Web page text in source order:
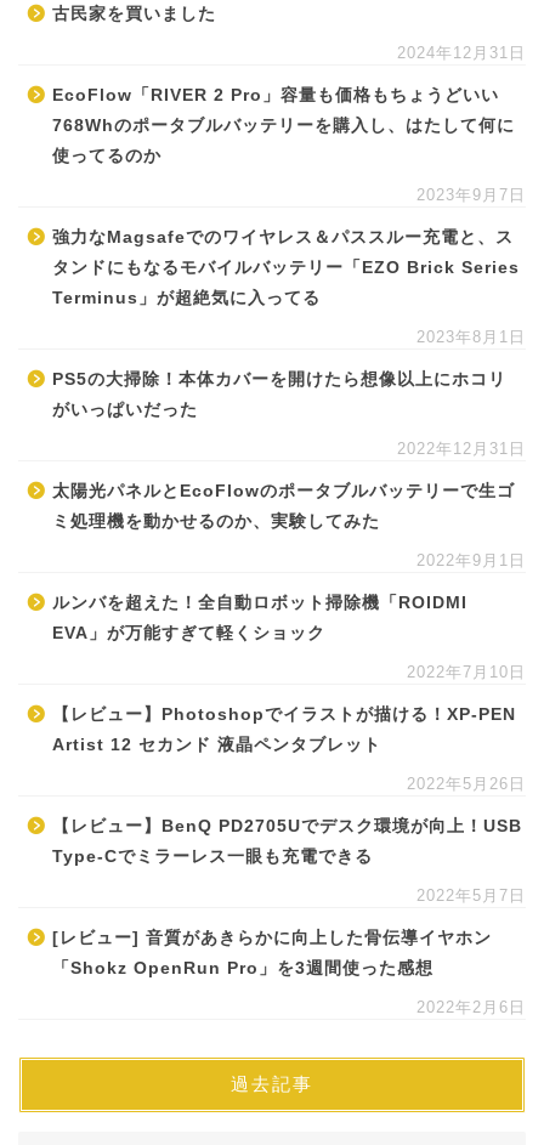
古民家を買いました
2024年12月31日
EcoFlow「RIVER 2 Pro」容量も価格もちょうどいい
768Whのポータブルバッテリーを購入し、はたして何に
使ってるのか
2023年9月7日
強力なMagsafeでのワイヤレス＆パススルー充電と、ス
タンドにもなるモバイルバッテリー「EZO Brick Series
Terminus」が超絶気に入ってる
2023年8月1日
PS5の大掃除！本体カバーを開けたら想像以上にホコリ
がいっぱいだった
2022年12月31日
太陽光パネルとEcoFlowのポータブルバッテリーで生ゴ
ミ処理機を動かせるのか、実験してみた
2022年9月1日
ルンバを超えた！全自動ロボット掃除機「ROIDMI
EVA」が万能すぎて軽くショック
2022年7月10日
【レビュー】Photoshopでイラストが描ける！XP-PEN
Artist 12 セカンド 液晶ペンタブレット
2022年5月26日
【レビュー】BenQ PD2705Uでデスク環境が向上！USB
Type-Cでミラーレス一眼も充電できる
2022年5月7日
[レビュー] 音質があきらかに向上した骨伝導イヤホン
「Shokz OpenRun Pro」を3週間使った感想
2022年2月6日
過去記事